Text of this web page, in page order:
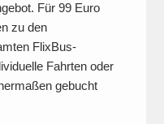
Für 99 Euro
zu den
FlixBus-
Fahrten oder
gebucht